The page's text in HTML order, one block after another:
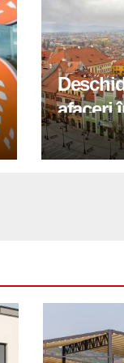
afaceri
pași